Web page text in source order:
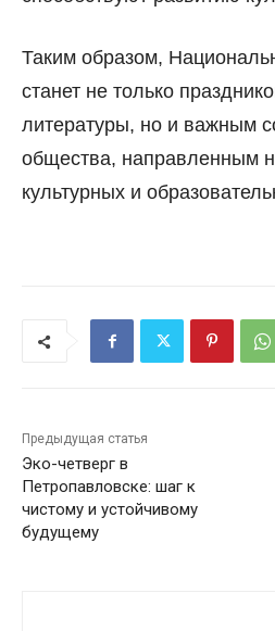
Таким образом,
станет не только
литературы, но и важным
общества, направленным
культурных и
Предыдущая статья
Эко-четверг в
Петропавловске: шаг к
чистому и устойчивому
будущему